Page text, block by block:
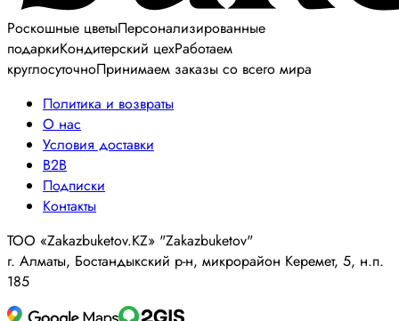
Роскошные цветыПерсонализированные
подаркиКондитерский цехРаботаем
круглосуточноПринимаем заказы со всего мира
Политика и возвраты
О нас
Условия доставки
B2B
Подписки
Контакты
ТОО «Zakazbuketov.KZ» "Zakazbuketov"
г. Алматы, Бостандыкский р-н, микрорайон Керемет, 5, н.п.
185